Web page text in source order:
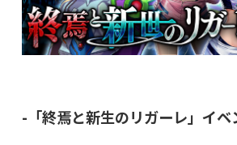
-「終焉と新生のリガーレ」イ